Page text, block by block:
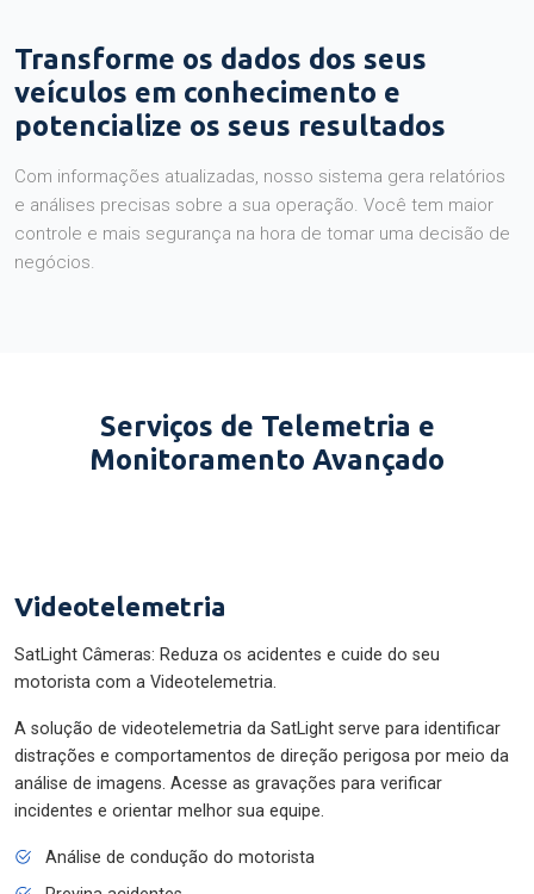
Transforme os dados dos seus
veículos em conhecimento e
potencialize os seus resultados
Com informações atualizadas, nosso sistema gera relatórios
e análises precisas sobre a sua operação. Você tem maior
controle e mais segurança na hora de tomar uma decisão de
negócios.
Serviços de Telemetria e
Monitoramento Avançado
Videotelemetria
SatLight Câmeras: Reduza os acidentes e cuide do seu
motorista com a Videotelemetria.
A solução de videotelemetria da SatLight serve para identificar
distrações e comportamentos de direção perigosa por meio da
análise de imagens. Acesse as gravações para verificar
incidentes e orientar melhor sua equipe.
Análise de condução do motorista